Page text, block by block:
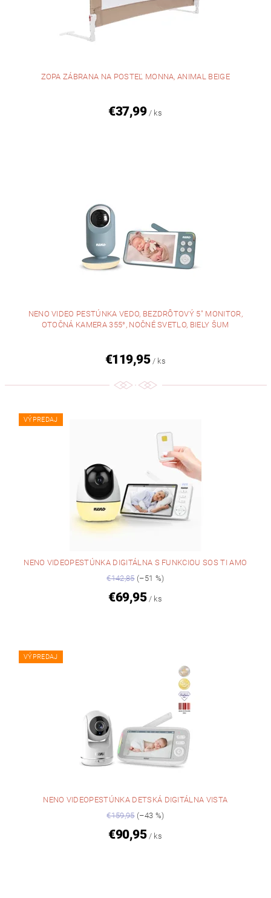
ZOPA ZÁBRANA NA POSTEĽ MONNA, ANIMAL BEIGE
€37,99 / ks
NENO VIDEO PESTÚNKA VEDO, BEZDRÔTOVÝ 5" MONITOR,
OTOČNÁ KAMERA 355°, NOČNÉ SVETLO, BIELY ŠUM
€119,95 / ks
VÝPREDAJ
NENO VIDEOPESTÚNKA DIGITÁLNA S FUNKCIOU SOS TI AMO
€142,85(–51 %)
€69,95 / ks
VÝPREDAJ
NENO VIDEOPESTÚNKA DETSKÁ DIGITÁLNA VISTA
€159,95(–43 %)
€90,95 / ks